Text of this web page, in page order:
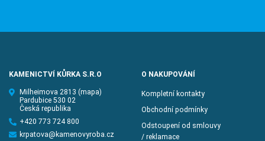
KAMENICTVÍ KŮRKA S.R.O
Milheimova 2813 (mapa)
Pardubice 530 02
Česká republika
+420 773 724 800
krpatova@kamenovyroba.cz
O NAKUPOVÁNÍ
Kompletní kontakty
Obchodní podmínky
Odstoupení od smlouvy
/ reklamace